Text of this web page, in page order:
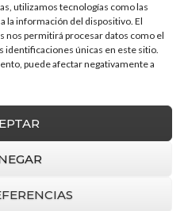
utilizamos tecnologías como las
la información del dispositivo. El
nos permitirá procesar datos como el
identificaciones únicas en este sitio.
puede afectar negativamente a